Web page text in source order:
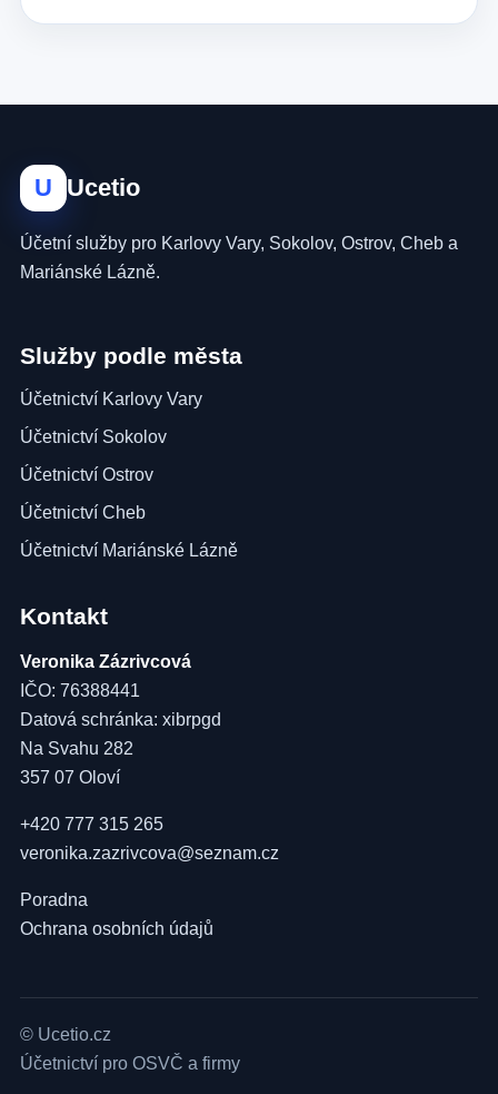
U Ucetio
Účetní služby pro Karlovy Vary, Sokolov, Ostrov, Cheb a
Mariánské Lázně.
Služby podle města
Účetnictví Karlovy Vary
Účetnictví Sokolov
Účetnictví Ostrov
Účetnictví Cheb
Účetnictví Mariánské Lázně
Kontakt
Veronika Zázrivcová
IČO: 76388441
Datová schránka: xibrpgd
Na Svahu 282
357 07 Oloví
+420 777 315 265
veronika.zazrivcova@seznam.cz
Poradna
Ochrana osobních údajů
© Ucetio.cz
Účetnictví pro OSVČ a firmy